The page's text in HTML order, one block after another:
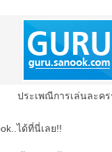
ประเพณีการเล่นละคร
ได้ที่นี่เลย!!